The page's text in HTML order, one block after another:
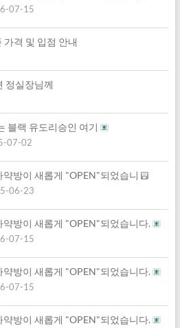
07-15
격 및 입점 안내
정실장님께
블랙 유도리승인 여기
07-02
방이 새롭게 "OPEN"되었습니
06-23
방이 새롭게 "OPEN"되었습니다.
07-15
방이 새롭게 "OPEN"되었습니다.
07-15
방이 새롭게 "OPEN"되었습니다.